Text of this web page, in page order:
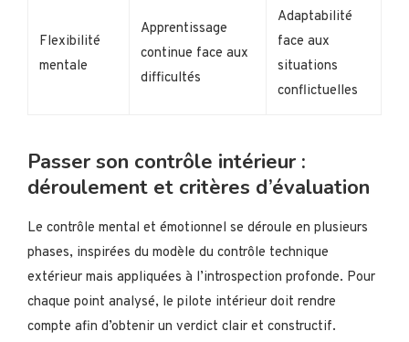
Flexibilité
mentale
Apprentissage
continue face aux
difficultés
Adaptabilité
face aux
situations
conflictuelles
Passer son contrôle intérieur :
déroulement et critères d’évaluation
Le contrôle mental et émotionnel se déroule en plusieurs
phases, inspirées du modèle du contrôle technique
extérieur mais appliquées à l’introspection profonde. Pour
chaque point analysé, le pilote intérieur doit rendre
compte afin d’obtenir un verdict clair et constructif.